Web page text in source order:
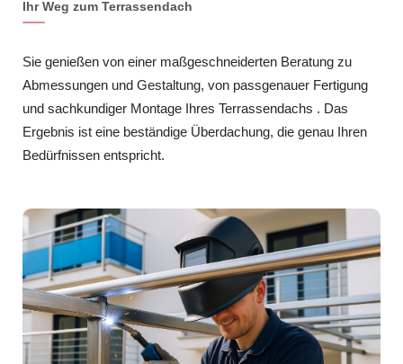
Ihr Weg zum Terrassendach
Sie genießen von einer maßgeschneiderten Beratung zu
Abmessungen und Gestaltung, von passgenauer Fertigung
und sachkundiger Montage Ihres Terrassendachs . Das
Ergebnis ist eine beständige Überdachung, die genau Ihren
Bedürfnissen entspricht.